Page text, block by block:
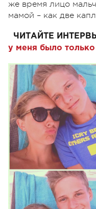
же время лицо
мамой – как две
ЧИТАЙТЕ
у меня было